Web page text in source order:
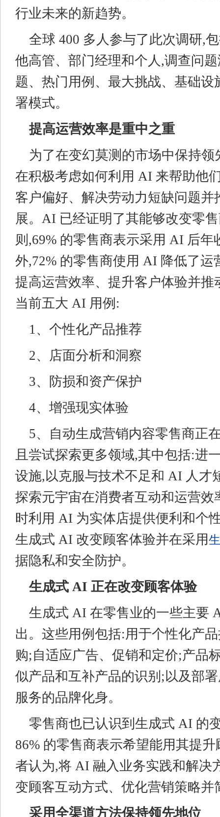
行业未来的新趋势。
全球 400 多人参与了此次调研,
他高管、部门经理和个人,调查问
题、热门用例、最大挑战、基础设
署模式。
提高运营效率是重中之重
为了在变幻莫测的市场中保持领
在积极考虑如何利用 AI 来帮助他
客户偏好、解决劳动力短缺问题并
展。AI 已经证明了其能够改变零
则,69% 的零售商表示采用 AI 后年
外,72% 的零售商使用 AI 降低了运
提高运营效率、提升客户体验并推
当前五大 AI 用例:
1、个性化产品推荐
2、店面分析和洞察
3、防损和资产保护
4、增强现实体验
5、自动生成营销内容零售商正
且尝试探索更多领域,其中包括:进
设施,以克服与技术不足和 AI 人才
探索元宇宙在消费者互动和运营效
时利用 AI 为实体店提供便利和个
生成式 AI 改变顾客体验并在采用
据隐私和安全防护。
生成式 AI 正在改变顾客体验
生成式 AI 在零售业的一些主要
出。这些用例包括:用于个性化产
购;自适应广告、促销和定价;产品
似产品和互补产品的识别;以及部
服务的品牌化身。
零售商也已认识到生成式 AI 的
86% 的零售商表示希望能用其提
者认为,将 AI 融入业务实践和解决
变顾客互动方式、优化营销策略并
采用全渠道方法保持领先地位